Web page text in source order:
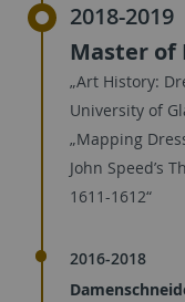
2018-2019
Master
„Art History:
University of
„Mapping
John Speed’s
1611-1612“
2016-2018